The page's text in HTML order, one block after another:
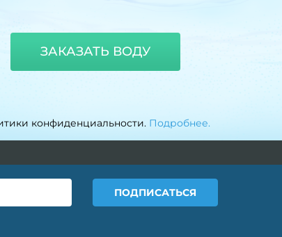
ЗАКАЗАТЬ ВОДУ
конфиденциальности. Подробнее.